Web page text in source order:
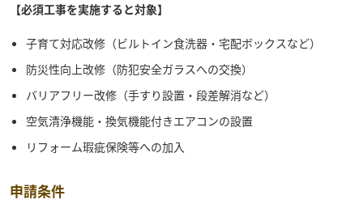
【必須工事を実施すると対象】
子育て対応改修（ビルトイン食洗器・宅配ボックスなど）
防災性向上改修（防犯安全ガラスへの交換）
バリアフリー改修（手すり設置・段差解消など）
空気清浄機能・換気機能付きエアコンの設置
リフォーム瑕疵保険等への加入
申請条件